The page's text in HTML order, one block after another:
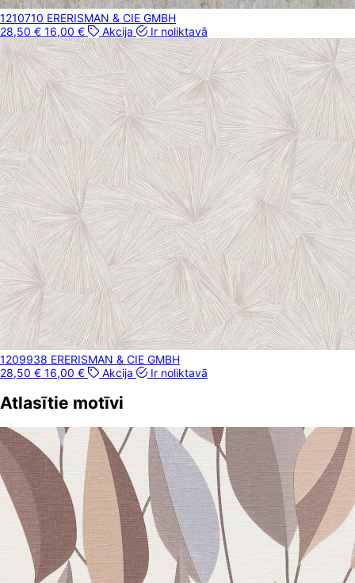
1210710 ERERISMAN & CIE GMBH
28,50 € 16,00 € Akcija Ir noliktavā
1209938 ERERISMAN & CIE GMBH
28,50 € 16,00 € Akcija Ir noliktavā
Atlasītie motīvi